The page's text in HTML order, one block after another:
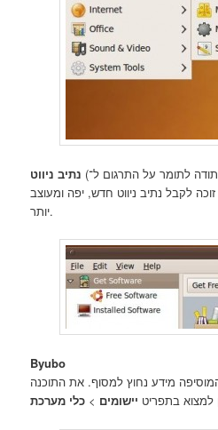
נתיב ניווט
לקבל נתיב ניווט חדש, יפה ומעוצב
יותר.
Byubo
מידע נחוץ למסוף. את התוכנה
למצוא בתפריט יישומים > כלי מערכת